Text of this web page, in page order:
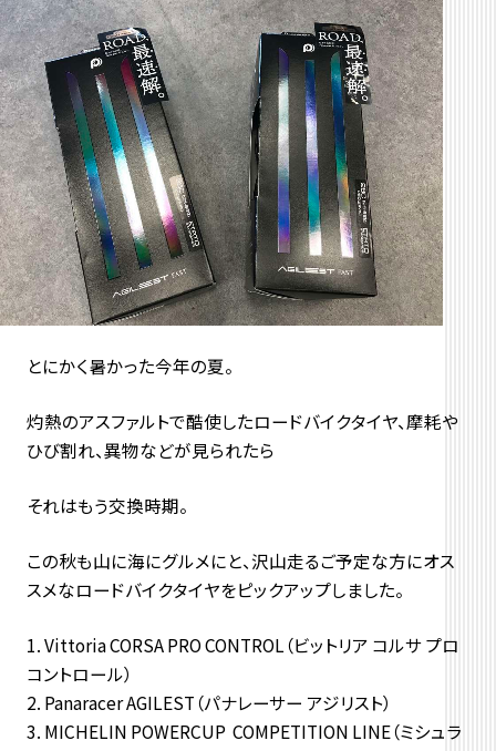
とにかく暑かった今年の夏。
灼熱のアスファルトで酷使したロードバイクタイヤ、摩耗や
ひび割れ、異物などが見られたら
それはもう交換時期。
この秋も山に海にグルメにと、沢山走るご予定な方にオス
スメなロードバイクタイヤをピックアップしました。
Vittoria CORSA PRO CONTROL（ビットリア コルサ プロ
コントロール）
Panaracer AGILEST（パナレーサー アジリスト）
MICHELIN POWERCUP COMPETITION LINE（ミシュラ